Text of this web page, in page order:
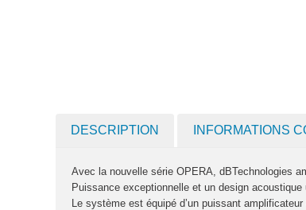
DESCRIPTION INFORMATIONS
Avec la nouvelle série OPERA, dBTechnologies
Puissance exceptionnelle et un design
Le système est équipé d’un puissant